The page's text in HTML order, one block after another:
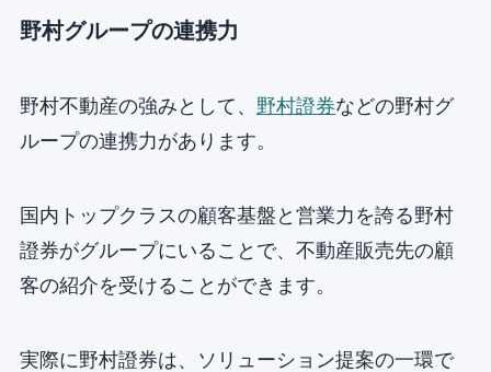
野村グループの連携力
野村不動産の強みとして、 野村證券などの野村グ
ループの連携力があります。
国内トップクラスの顧客基盤と営業力を誇る野村
證券がグループにいることで、不動産販売先の顧
客の紹介を受けることができます。
実際に野村證券は、ソリューション提案の一環で